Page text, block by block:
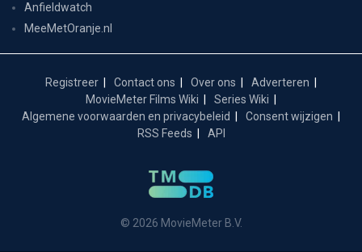
Anfieldwatch
MeeMetOranje.nl
Registreer Contact ons Over ons
Adverteren
MovieMeter Films Wiki
Series Wiki
Algemene voorwaarden en privacybeleid
Consent wijzigen
RSS Feeds
API
© 2026 MovieMeter B.V.